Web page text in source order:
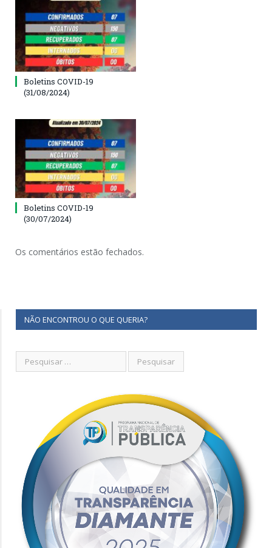
Boletins COVID-19
(31/08/2024)
Boletins COVID-19
(30/07/2024)
Os comentários estão fechados.
NÃO ENCONTROU O QUE QUERIA?